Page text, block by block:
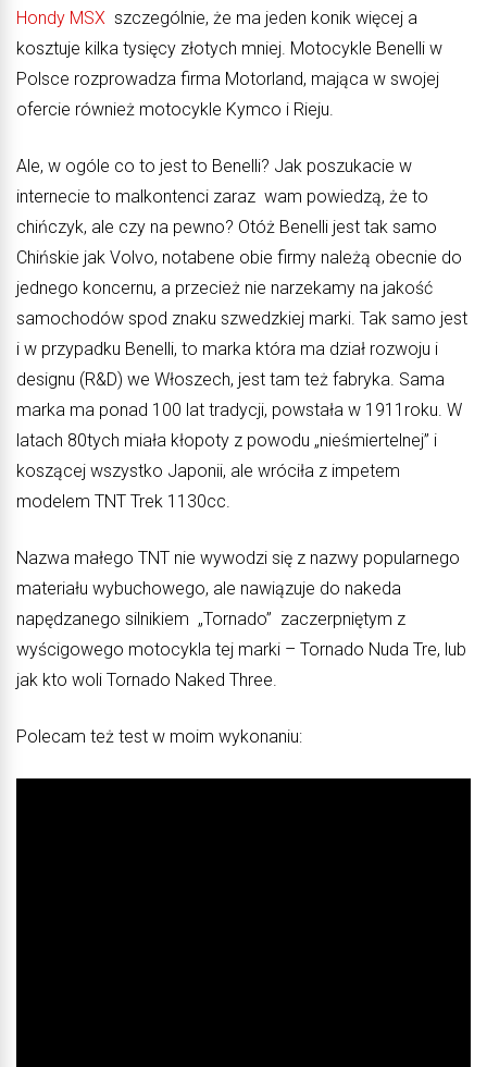
Hondy MSX szczególnie, że ma jeden konik więcej a
kosztuje kilka tysięcy złotych mniej. Motocykle Benelli w
Polsce rozprowadza firma Motorland, mająca w swojej
ofercie również motocykle Kymco i Rieju.
Ale, w ogóle co to jest to Benelli? Jak poszukacie w
internecie to malkontenci zaraz wam powiedzą, że to
chińczyk, ale czy na pewno? Otóż Benelli jest tak samo
Chińskie jak Volvo, notabene obie firmy należą obecnie do
jednego koncernu, a przecież nie narzekamy na jakość
samochodów spod znaku szwedzkiej marki. Tak samo jest
i w przypadku Benelli, to marka która ma dział rozwoju i
designu (R&D) we Włoszech, jest tam też fabryka. Sama
marka ma ponad 100 lat tradycji, powstała w 1911roku. W
latach 80tych miała kłopoty z powodu „nieśmiertelnej” i
koszącej wszystko Japonii, ale wróciła z impetem
modelem TNT Trek 1130cc.
Nazwa małego TNT nie wywodzi się z nazwy popularnego
materiału wybuchowego, ale nawiązuje do nakeda
napędzanego silnikiem „Tornado” zaczerpniętym z
wyścigowego motocykla tej marki – Tornado Nuda Tre, lub
jak kto woli Tornado Naked Three.
Polecam też test w moim wykonaniu: